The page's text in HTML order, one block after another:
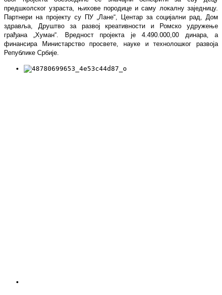
предшколског узраста, њихове породице и саму локалну заједницу.
Партнери на пројекту су ПУ „Лане“, Центар за социјални рад, Дом
здравља, Друштво за развој креативности и Ромско удружење
грађана „Хуман“. Вредност пројекта је 4.490.000,00 динара, а
финансира Министарство просвете, науке и технолошког развоја
Републике Србије.